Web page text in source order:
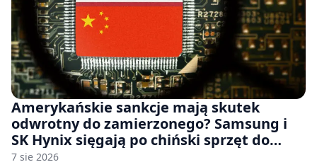
Amerykańskie sankcje mają skutek
odwrotny do zamierzonego? Samsung i
SK Hynix sięgają po chiński sprzęt do
fabryk chipów
7 sie 2026